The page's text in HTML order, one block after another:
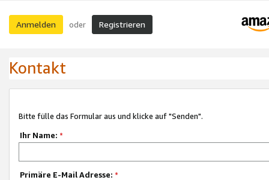
Anmelden oder Registrieren
Kontakt
Bitte fülle das Formular aus und klicke auf "Senden".
Ihr Name: *
Primäre E-Mail Adresse: *